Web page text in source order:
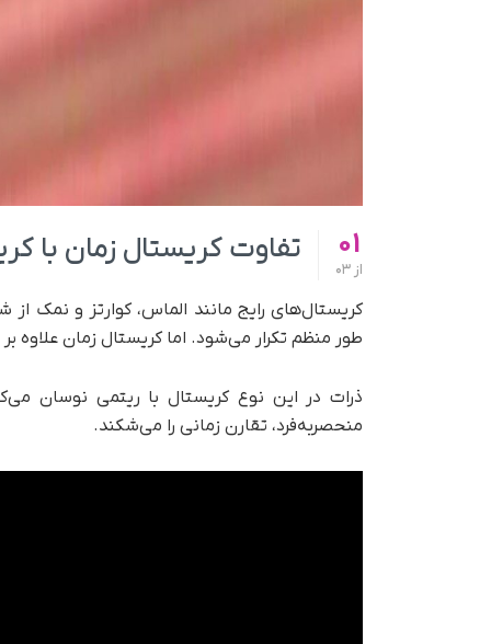
01
از
تفاوت کریستال زمان با
کریستال‌های رایج مانند الماس، کوارتز و نمک
طور منظم تکرار می‌شود. اما کریستال زمان علاوه بر
ذرات در این نوع کریستال با ریتمی نوسان
منحصر‌به‌فرد، تقارن زمانی را می‌شکند.